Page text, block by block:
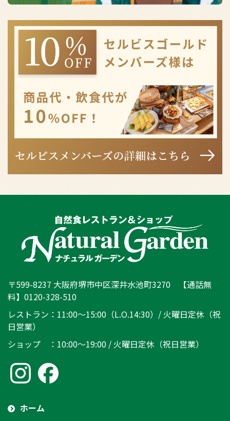
〒599-8237 大阪府堺市中区深井水池町3270 【通話無
料】0120-328-510
レストラン：11:00～15:00（L.O.14:30）/ 火曜日定休（祝
日営業）
ショップ ：10:00～19:00 / 火曜日定休（祝日営業）
ホーム